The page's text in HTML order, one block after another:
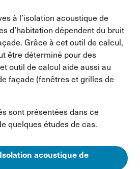
à l’isolation acoustique de
d’habitation dépendent du bruit
Grâce à cet outil de calcul,
être déterminé pour des
outil de calcul aide aussi au
façade (fenêtres et grilles de
sont présentées dans ce
quelques études de cas.
acoustique de